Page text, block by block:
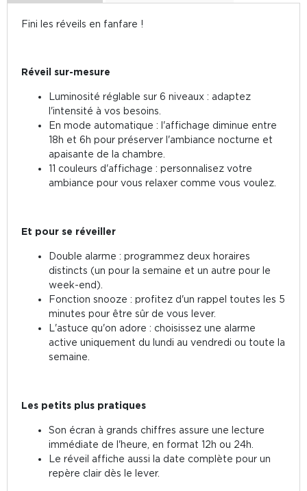
Fini les réveils en fanfare !
Réveil sur-mesure
Luminosité réglable sur 6 niveaux : adaptez
l'intensité à vos besoins.
En mode automatique : l'affichage diminue entre
18h et 6h pour préserver l'ambiance nocturne et
apaisante de la chambre.
11 couleurs d'affichage : personnalisez votre
ambiance pour vous relaxer comme vous voulez.
Et pour se réveiller
Double alarme : programmez deux horaires
distincts (un pour la semaine et un autre pour le
week-end).
Fonction snooze : profitez d'un rappel toutes les 5
minutes pour être sûr de vous lever.
L'astuce qu'on adore : choisissez une alarme
active uniquement du lundi au vendredi ou toute la
semaine.
Les petits plus pratiques
Son écran à grands chiffres assure une lecture
immédiate de l'heure, en format 12h ou 24h.
Le réveil affiche aussi la date complète pour un
repère clair dès le lever.